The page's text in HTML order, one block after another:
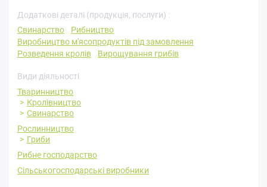
Додаткові деталі (продукція, послуги) :
Свинарство
Рибництво
Виробництво м'ясопродуктів під замовлення
Розведення кролів
Вирощування грибів
Види діяльності
Тваринництво
Кролівництво
Свинарство
Рослинництво
Гриби
Рибне господарство
Сільськогосподарські виробники